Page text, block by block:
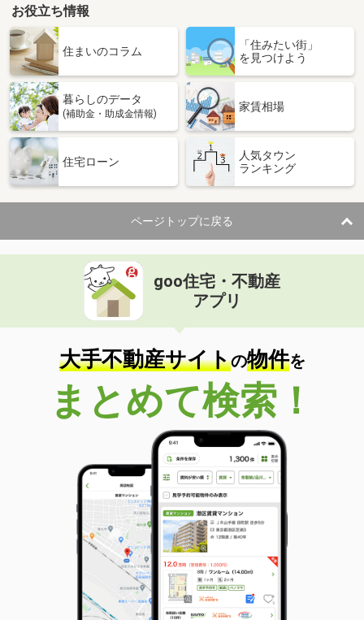
埼玉県草加市新里町
価 格
8.30万円
埼玉県草加市新里町
専有面積 44.46m²
間取り
埼玉県さいたま市中央区本町西１丁目
10.70万円
住 所
埼玉県さいたま市中央区本町西１丁目
専有面積 45.54m²
間取り
1LDK
埼玉県戸田市下戸田１丁目
価 格
住 所
埼玉県戸田市下戸田１丁目
専有面積 33.5m²
間取り
1LDK
埼玉県ふじみ野市福岡中央１丁目
価 格
7.20万円
埼玉県ふじみ野市福岡中央１丁目
28.56m²
間取り
1K
埼玉県新座市東北１丁目
価 格
12.90万円
住 所
埼玉県新座市東北１丁目
専有面積 45.73m²
間取り
1LDK
お役立ち情報
住まいのコラム
「住みたい街」
を見つけよう
暮らしのデータ
(補助金・助成金情報)
家賃相場
住宅ローン
人気タウン
ランキング
ページトップに戻る
goo住宅・不動産
アプリ
大手不動産サイトの物件を
まとめて検索！